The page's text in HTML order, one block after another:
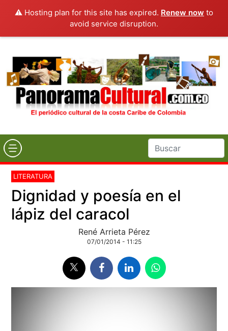
⚠️ Hosting plan for this site has expired. Renew now to
avoid service disruption.
LITERATURA
Dignidad y poesía en el
lápiz del caracol
René Arrieta Pérez
07/01/2014 - 11:25